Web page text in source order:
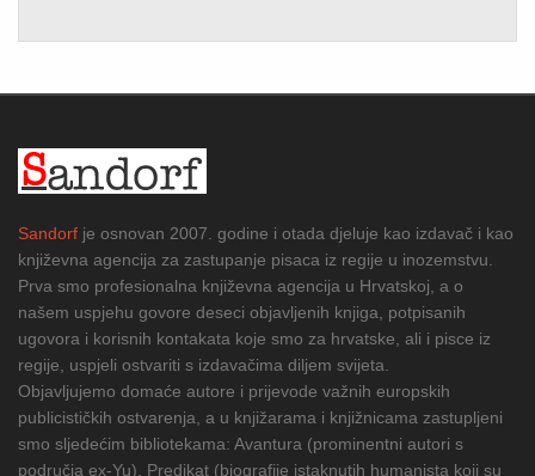
Sandorf je osnovan 2007. godine i otada djeluje kao izdavač i kao
književna agencija za zastupanje pisaca iz regije u inozemstvu.
Prva smo profesionalna književna agencija u Hrvatskoj, a o
našem uspjehu govore deseci objavljenih knjiga, potpisanih
ugovora i korisnih kontakata koje smo za hrvatske, ali i pisce iz
regije, uspjeli ostvariti s izdavačima diljem svijeta.
Objavljujemo domaće autore i prijevode važnih europskih
publicističkih ostvarenja, a u knjižarama i knjižnicama zastupljeni
smo sljedećim bibliotekama: Avantura (prominentni autori s
područja ex-Yu), Predikat (biografije istaknutih humanista koji su